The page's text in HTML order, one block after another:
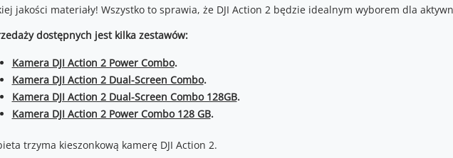
jakości materiały! Wszystko to sprawia, że DJI Action 2 będzie idealnym wyborem dla
dostępnych jest kilka zestawów:
Kamera DJI Action 2 Power Combo.
Kamera DJI Action 2 Dual-Screen Combo.
Kamera DJI Action 2 Dual-Screen Combo 128GB.
Kamera DJI Action 2 Power Combo 128 GB.